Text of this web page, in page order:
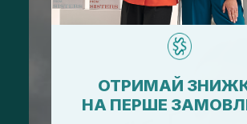
ОТРИМАЙ
НА ПЕРШЕ